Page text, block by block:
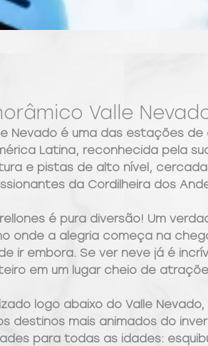
Valle
Nevado é uma das estações de
Latina, reconhecida pela
e pistas de alto nível,
da Cordilheira dos
é pura diversão! Um
onde a alegria começa na
ir embora. Se ver neve já é
em um lugar cheio de
logo abaixo do Valle
destinos mais animados do
para todas as idades: